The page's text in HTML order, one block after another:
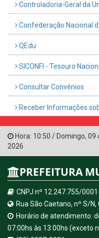
Controladoria-Geral da
Confederação Nacional
QEdu
SICONFI - Tesouro
Consultar Convênios
Receber Informações
Hora: 10:50 / Domingo, 09
2026
PREFEITURA
CNPJ nº 12.247.755/
Rua São Caetano, nº S/
Horário de atendimento:
07:00hs às 13:00hs (exceto